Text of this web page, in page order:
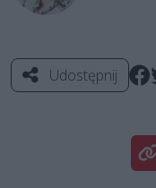
Udostępnij